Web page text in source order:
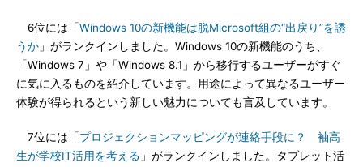
6位には「Windows 10の新機能は脱Microsoft組の“出戻り”を誘
うか 」がランクインしました。Windows 10の新機能のうち、
「Windows 7」や「Windows 8.1」から移行するユーザーがすぐ
に気に入るものを紹介しています。用途によって異なるユーザー
体験が得られるという新しい魅力についても言及しています。
7位には「プロジェクションマッピングが連絡手段に？ 袖高
生が学校IT活用を考える 」がランクインしました。タブレット活